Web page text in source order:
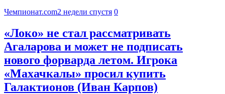
Чемпионат.com2 недели спустя 0
«Локо» не стал рассматривать
Агаларова и может не подписать
нового форварда летом. Игрока
«Махачкалы» просил купить
Галактионов (Иван Карпов)